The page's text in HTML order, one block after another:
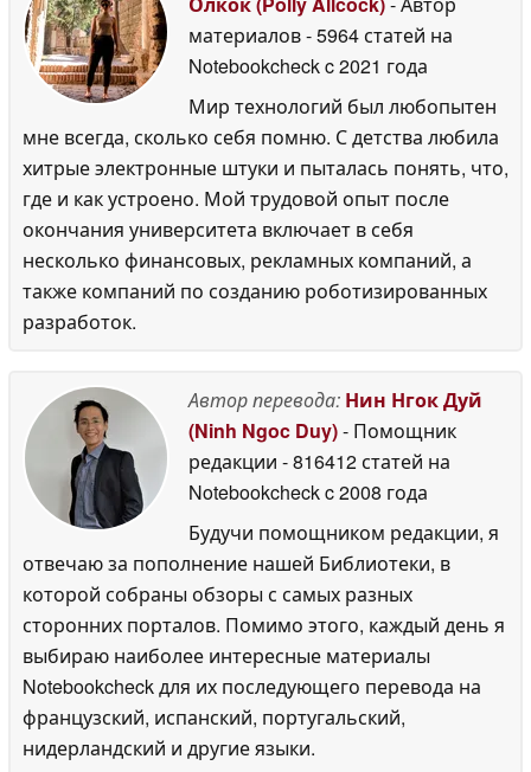
материалов- 5964 статей на
Notebookcheckc 2021 года
Мир технологий был любопытен
мне всегда, сколько себя помню. С детства любила
хитрые электронные штуки и пыталась понять, что,
где и как устроено. Мой трудовой опыт после
окончания университета включает в себя
несколько финансовых, рекламных компаний, а
также компаний по созданию роботизированных
разработок.
Автор перевода: Нин Нгок Дуй
(Ninh Ngoc Duy)- Помощник
редакции - 816412 статей на
Notebookcheckc 2008 года
Будучи помощником редакции, я
отвечаю за пополнение нашей Библиотеки, в
которой собраны обзоры с самых разных
сторонних порталов. Помимо этого, каждый день я
выбираю наиболее интересные материалы
Notebookcheck для их последующего перевода на
французский, испанский, португальский,
нидерландский и другие языки.